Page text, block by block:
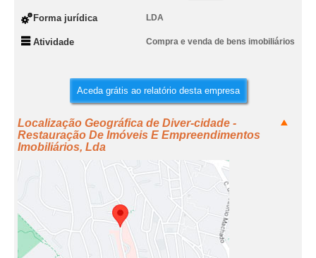
Forma jurídica LDA
Atividade Compra e venda de bens imobiliários
Aceda grátis ao relatório desta empresa
Localização Geográfica de Diver-cidade -
Restauração De Imóveis E Empreendimentos
Imobiliários, Lda